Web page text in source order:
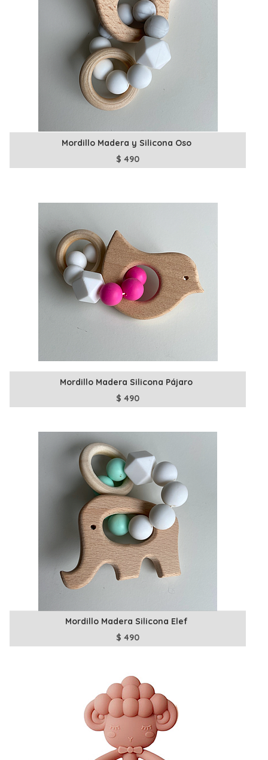
Mordillo Madera y Silicona Oso
$490
Mordillo Madera Silicona Pájaro
$490
Mordillo Madera Silicona Elef
$490